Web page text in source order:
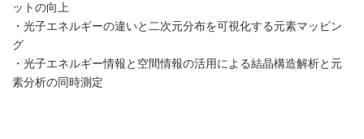
ットの向上
・光子エネルギーの違いと二次元分布を可視化する元素マッピン
グ
・光子エネルギー情報と空間情報の活用による結晶構造解析と元
素分析の同時測定